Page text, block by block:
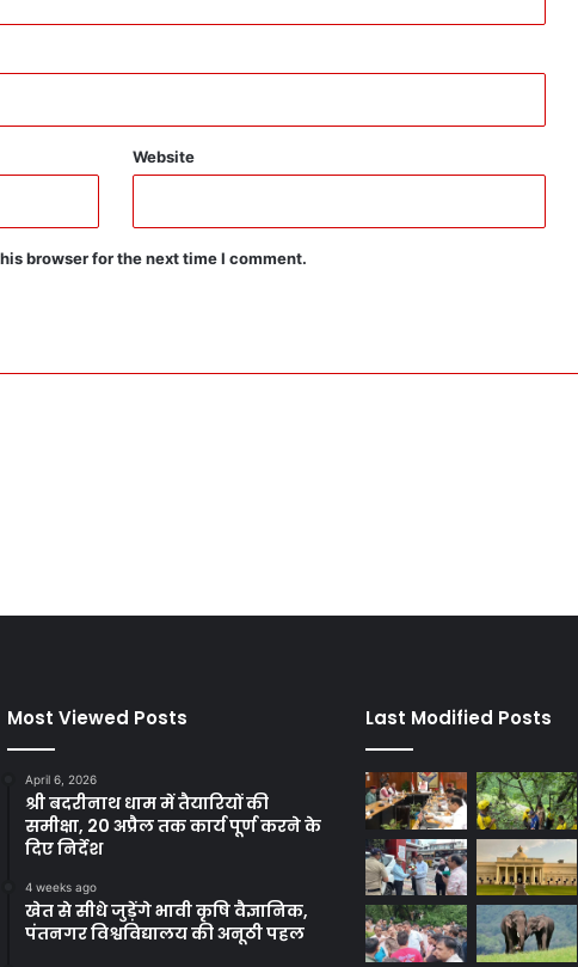
Website
browser for the next time I comment.
Most Viewed Posts
April 6, 2026
श्री बदरीनाथ धाम में तैयारियों की
समीक्षा, 20 अप्रैल तक कार्य पूर्ण करने के
दिए निर्देश
4 weeks ago
खेत से सीधे जुड़ेंगे भावी कृषि वैज्ञानिक,
पंतनगर विश्वविद्यालय की अनूठी पहल
Last Modified Posts